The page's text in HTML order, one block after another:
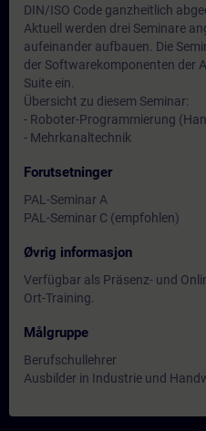
DIN/ISO Code ganzheitlich
Aktuell werden drei Seminare
aufeinander aufbauen. Die
der Softwarekomponenten der
Suite ein.
Übersicht zu diesem Seminar:
- Roboter-Programmierung
- Mehrkanaltechnik
Forutsetninger
PAL-Seminar A
PAL-Seminar C (empfohlen)
Øvrig informasjon
Verfügbar als Präsenz- und
Ort-Training.
Målgruppe
Berufschullehrer
Ausbilder in Industrie und